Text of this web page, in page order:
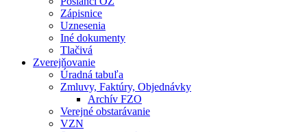
Zápisnice
Uznesenia
Iné dokumenty
Tlačivá
Zverejňovanie
Úradná tabuľa
Zmluvy, Faktúry, Objednávky
Archív FZO
Verejné obstarávanie
VZN